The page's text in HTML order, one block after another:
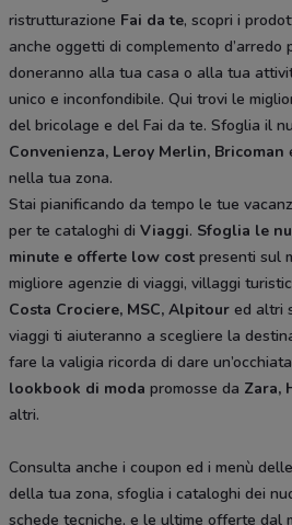
ristrutturazione Fai da te, scopri i
anche oggetti di complemento d’arredo
doneranno alla tua casa o alla tua
unico e inconfondibile. Qui trovi le
del bricolage e del Fai da te. Sfoglia il
Convenienza, Leroy Merlin, Bricoman
nella tua zona.
Stai pianificando da tempo le tue
per te cataloghi di Viaggi. Sfoglia le
minute e offerte low cost presenti sul
migliore agenzie di viaggi, villaggi
Costa Crociere, MSC, Alpitour ed altri
viaggi ti aiuteranno a scegliere la
fare la valigia ricorda di dare
lookbook di moda promosse da Zara,
altri.
Consulta anche i coupon ed i menù
della tua zona, sfoglia i cataloghi dei
schede tecniche, e le ultime offerte dal